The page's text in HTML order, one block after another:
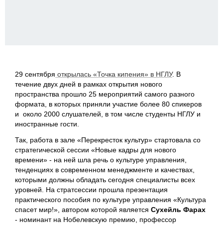
29 сентября открылась «Точка кипения» в НГЛУ. В
течение двух дней в рамках открытия нового
пространства прошло 25 мероприятий самого разного
формата, в которых приняли участие более 80 спикеров
и около 2000 слушателей, в том числе студенты НГЛУ и
иностранные гости.
Так, работа в зале «Перекресток культур» стартовала со
стратегической сессии «Новые кадры для нового
времени» - на ней шла речь о культуре управления,
тенденциях в современном менеджменте и качествах,
которыми должны обладать сегодня специалисты всех
уровней. На стратсессии прошла презентация
практического пособия по культуре управления «Культура
спасет мир!», автором которой является Сухейль Фарах
- номинант на Нобелевскую премию, профессор